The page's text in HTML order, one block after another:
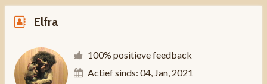
Elfra
100% positieve feedback
Actief sinds: 04, Jan, 2021